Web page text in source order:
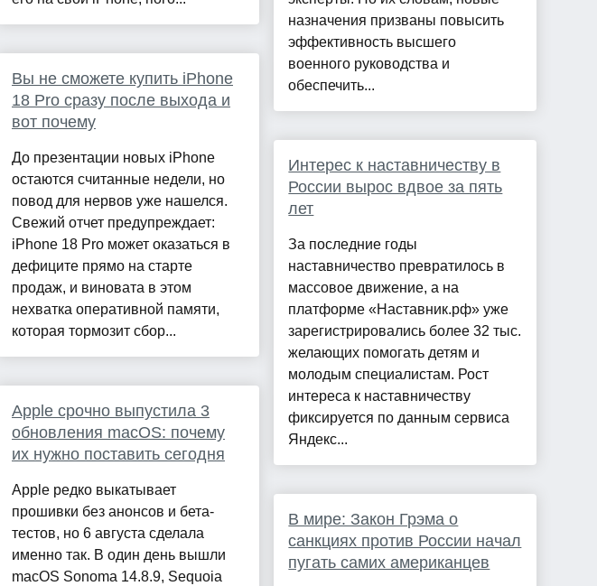
Вы не сможете купить iPhone
18 Pro сразу после выхода и
вот почему
До презентации новых iPhone
остаются считанные недели, но
повод для нервов уже нашелся.
Свежий отчет предупреждает:
iPhone 18 Pro может оказаться в
дефиците прямо на старте
продаж, и виновата в этом
нехватка оперативной памяти,
которая тормозит сбор...
Apple срочно выпустила 3
обновления macOS: почему
их нужно поставить сегодня
Apple редко выкатывает
прошивки без анонсов и бета-
тестов, но 6 августа сделала
именно так. В один день вышли
macOS Sonoma 14.8.9, Sequoia
назначения призваны повысить
эффективность высшего
военного руководства и
обеспечить...
Интерес к наставничеству в
России вырос вдвое за пять
лет
За последние годы
наставничество превратилось в
массовое движение, а на
платформе «Наставник.рф» уже
зарегистрировались более 32 тыс.
желающих помогать детям и
молодым специалистам. Рост
интереса к наставничеству
фиксируется по данным сервиса
Яндекс...
В мире: Закон Грэма о
санкциях против России начал
пугать самих американцев